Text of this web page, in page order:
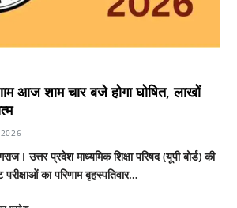
आज शाम चार बजे होगा घोषित, लाखों
उत्तर प्रदेश माध्यमिक शिक्षा परिषद (यूपी बोर्ड) की
का परिणाम बृहस्पतिवार…